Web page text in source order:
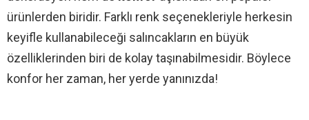
ürünlerden biridir. Farklı renk seçenekleriyle herkesin
keyifle kullanabileceği salıncakların en büyük
özelliklerinden biri de kolay taşınabilmesidir. Böylece
konfor her zaman, her yerde yanınızda!